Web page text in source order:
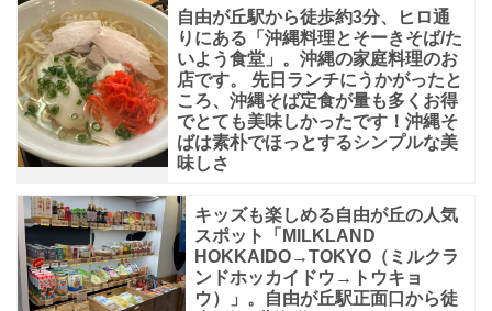
自由が丘駅から徒歩約3分、ヒロ通
りにある「沖縄料理とそーきそば/た
いよう食堂」。沖縄の家庭料理のお
店です。 先日ランチにうかがったと
ころ、沖縄そば定食が量も多くお得
でとても美味しかったです！沖縄そ
ばは素朴でほっとするシンプルな美
味しさ
キッズも楽しめる自由が丘の人気
スポット「MILKLAND
HOKKAIDO→TOKYO（ミルクラ
ンドホッカイドウ→トウキョ
ウ）」。自由が丘駅正面口から徒